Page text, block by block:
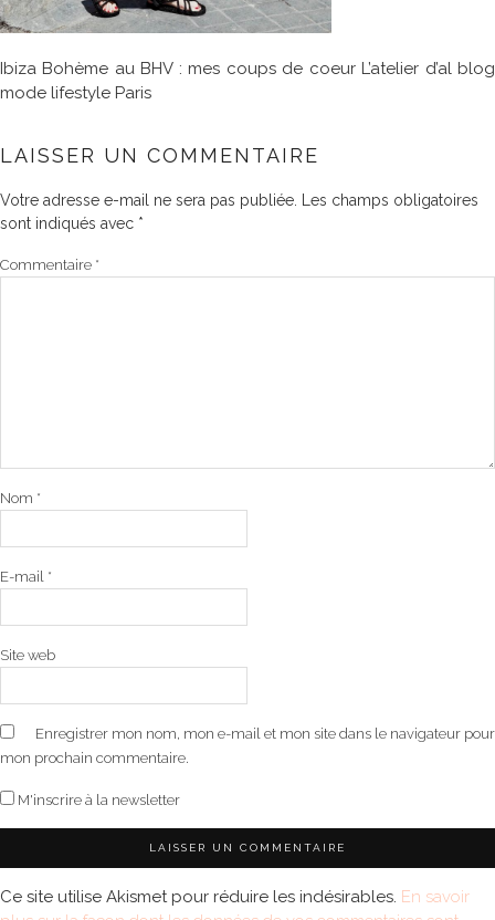
Ibiza Bohème au BHV : mes coups de coeur L’atelier d’al blog
mode lifestyle Paris
LAISSER UN COMMENTAIRE
Votre adresse e-mail ne sera pas publiée. Les champs obligatoires
sont indiqués avec *
Commentaire *
Nom *
E-mail *
Site web
Enregistrer mon nom, mon e-mail et mon site dans le navigateur pour
mon prochain commentaire.
M'inscrire à la newsletter
Ce site utilise Akismet pour réduire les indésirables. En savoir